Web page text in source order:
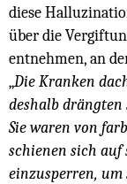
diese
über die
entnehmen, an
„Die Kranken
deshalb drängten
Sie waren von
schienen sich auf
einzusperren, um